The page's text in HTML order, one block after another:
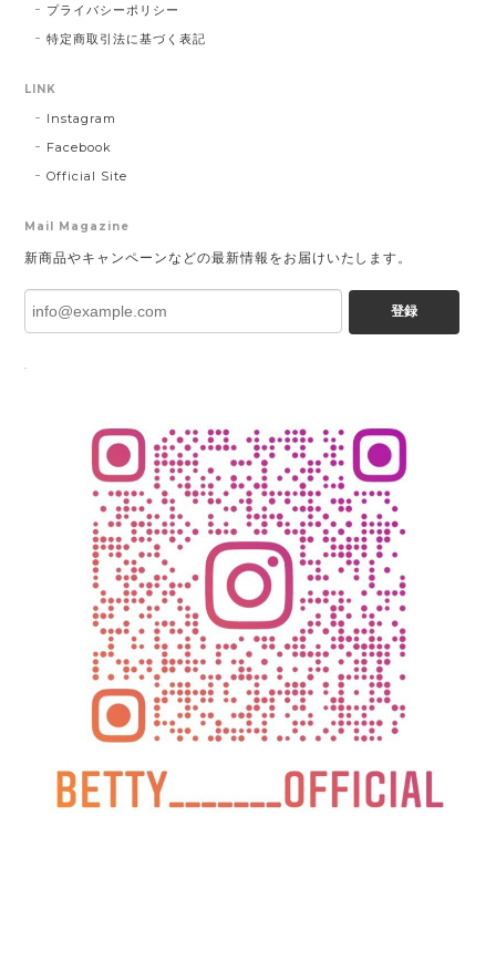
プライバシーポリシー
特定商取引法に基づく表記
LINK
Instagram
Facebook
Official Site
Mail Magazine
新商品やキャンペーンなどの最新情報をお届けいたします。
登録